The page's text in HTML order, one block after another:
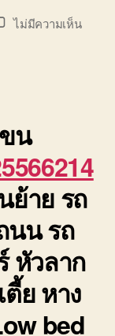
ไม่มีความเห็นบน
ถูก
มี
ประกัน
น
ย้าย รถ
นน รถ
หัวลาก
ตี้ย หาง
bed